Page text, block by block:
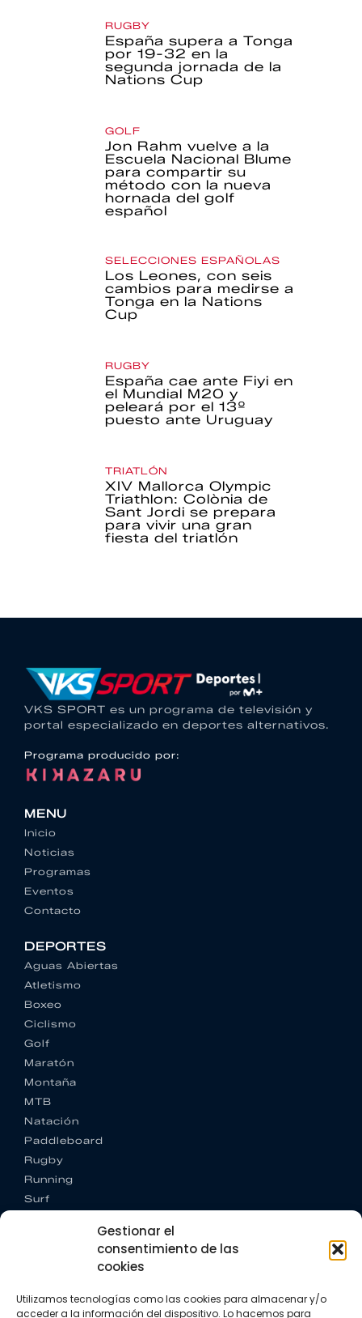
Gestionar el
consentimiento de las
cookies
Utilizamos tecnologías como las cookies para almacenar y/o
acceder a la información del dispositivo. Lo hacemos para
RUGBY
España supera a Tonga
por 19-32 en la
segunda jornada de la
Nations Cup
GOLF
Jon Rahm vuelve a la
Escuela Nacional Blume
para compartir su
método con la nueva
hornada del golf
español
SELECCIONES ESPAÑOLAS
Los Leones, con seis
cambios para medirse a
Tonga en la Nations
Cup
RUGBY
España cae ante Fiyi en
el Mundial M20 y
peleará por el 13º
puesto ante Uruguay
TRIATLÓN
XIV Mallorca Olympic
Triathlon: Colònia de
Sant Jordi se prepara
para vivir una gran
fiesta del triatlón
VKS SPORT es un programa de televisión y
portal especializado en deportes alternativos.
Programa producido por:
MENU
Inicio
Noticias
Programas
Eventos
Contacto
DEPORTES
Aguas Abiertas
Atletismo
Boxeo
Ciclismo
Golf
Maratón
Montaña
MTB
Natación
Paddleboard
Rugby
Running
Surf
CONTACTO
+34 662 342 177